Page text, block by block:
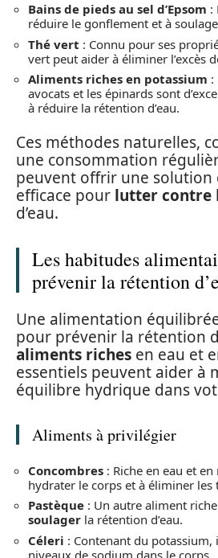
Bains de pieds au sel d’Epsom :
réduire le gonflement et à
Thé vert : Connu pour ses
vert peut aider à éliminer l’excès
Aliments riches en potassium :
avocats et les épinards sont
à réduire la rétention d’eau.
Ces méthodes naturelles,
une consommation
peuvent offrir une solution
efficace pour lutter contre
d’eau.
Les habitudes
prévenir la rétention
Une alimentation
pour prévenir la rétention
aliments riches en eau et
essentiels peuvent aider à
équilibre hydrique dans
Aliments à privilégier
Concombres : Riche en eau et
hydrater le corps et à éliminer les
Pastèque : Un autre aliment
soulager la rétention d’eau.
Céleri : Contenant du
niveaux de sodium dans le corps.